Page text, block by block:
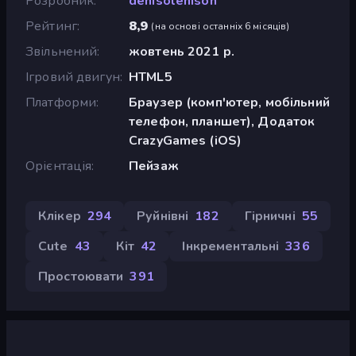
Рейтинг
8,9 (на основі останніх 6 місяців)
Звільнений
жовтень 2021 р.
Ігровий двигун HTML5
Платформи
Браузер (комп'ютер, мобільний
телефон, планшет), Додаток
CrazyGames (iOS)
Орієнтація
Пейзаж
Клікер 294 Руйнівні 182 Гірничні 55
Cute 43 Кіт 42 Інкрементальні 336
Простоювати 391